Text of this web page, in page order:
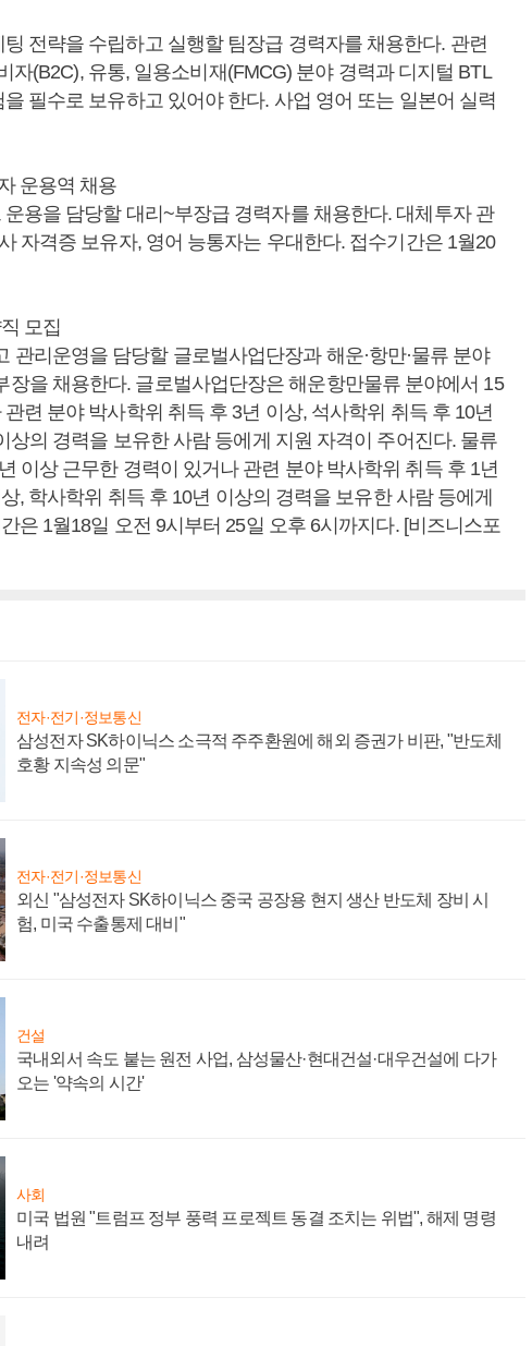
전략을 수립하고 실행할 팀장급 경력자를 채용한다. 관련
자(B2C), 유통, 일용소비재(FMCG) 분야 경력과 디지털 BTL
필수로 보유하고 있어야 한다. 사업 영어 또는 일본어 실력
운용역 채용
용을 담당할 대리~부장급 경력자를 채용한다. 대체투자 관
자격증 보유자, 영어 능통자는 우대한다. 접수기간은 1월20
모집
관리운영을 담당할 글로벌사업단장과 해운·항만·물류 분야
장을 채용한다. 글로벌사업단장은 해운항만물류 분야에서 15
련 분야 박사학위 취득 후 3년 이상, 석사학위 취득 후 10년
상의 경력을 보유한 사람 등에게 지원 자격이 주어진다. 물류
이상 근무한 경력이 있거나 관련 분야 박사학위 취득 후 1년
, 학사학위 취득 후 10년 이상의 경력을 보유한 사람 등에게
은 1월18일 오전 9시부터 25일 오후 6시까지다. [비즈니스포
전자·전기·정보통신
삼성전자 SK하이닉스 소극적 주주환원에 해외 증권가 비판, "반도체
호황 지속성 의문"
전자·전기·정보통신
외신 "삼성전자 SK하이닉스 중국 공장용 현지 생산 반도체 장비 시
험, 미국 수출통제 대비"
건설
국내외서 속도 붙는 원전 사업, 삼성물산·현대건설·대우건설에 다가
오는 '약속의 시간'
사회
미국 법원 "트럼프 정부 풍력 프로젝트 동결 조치는 위법", 해제 명령
내려